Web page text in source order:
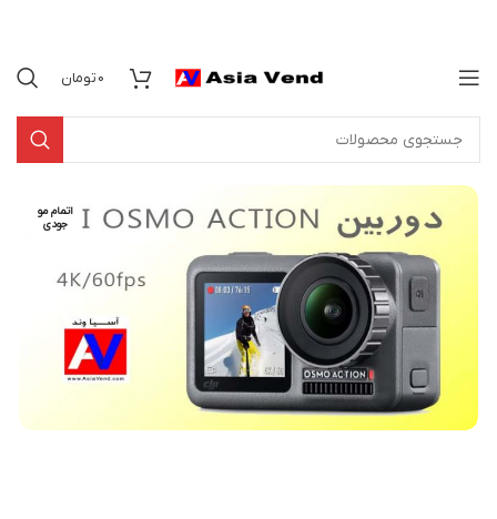
0تومان
اتمام مو
جودی